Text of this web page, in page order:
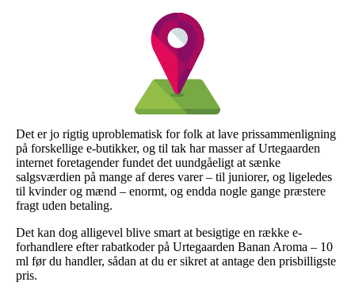
Det er jo rigtig uproblematisk for folk at lave prissammenligning
på forskellige e-butikker, og til tak har masser af Urtegaarden
internet foretagender fundet det uundgåeligt at sænke
salgsværdien på mange af deres varer – til juniorer, og ligeledes
til kvinder og mænd – enormt, og endda nogle gange præstere
fragt uden betaling.
Det kan dog alligevel blive smart at besigtige en række e-
forhandlere efter rabatkoder på Urtegaarden Banan Aroma – 10
ml før du handler, sådan at du er sikret at antage den prisbilligste
pris.